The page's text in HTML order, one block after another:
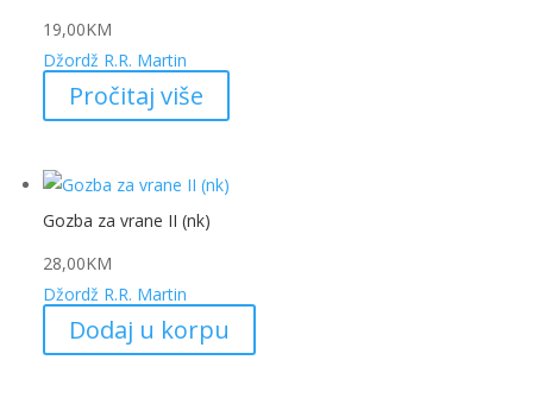
19,00KM
Džordž R.R. Martin
Pročitaj više
Gozba za vrane II (nk)
28,00KM
Džordž R.R. Martin
Dodaj u korpu